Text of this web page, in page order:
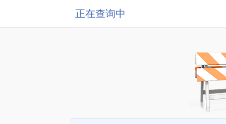
正在查询中